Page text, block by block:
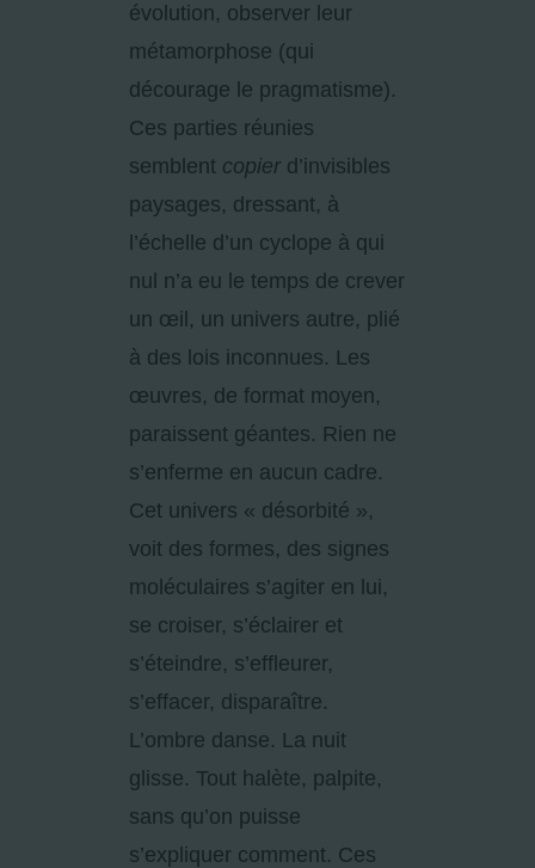
évolution, observer leur
métamorphose (qui
décourage le pragmatisme).
Ces parties réunies
semblent copierd’invisibles
paysages, dressant, à
l’échelle d’un cyclope à qui
nul n’a eu le temps de crever
un œil, un univers autre, plié
à des lois inconnues. Les
œuvres, de format moyen,
paraissent géantes. Rien ne
s’enferme en aucun cadre.
Cet univers « désorbité »,
voit des formes, des signes
moléculaires s’agiter en lui,
se croiser, s’éclairer et
s’éteindre, s’effleurer,
s’effacer, disparaître.
L’ombre danse. La nuit
glisse. Tout halète, palpite,
sans qu’on puisse
s’expliquer comment. Ces